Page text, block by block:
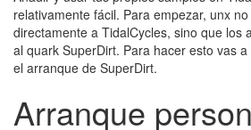
relativamente fácil. Para empezar, unx
directamente a TidalCycles, sino que los
al quark SuperDirt. Para hacer esto vas
el arranque de SuperDirt.
Arranque